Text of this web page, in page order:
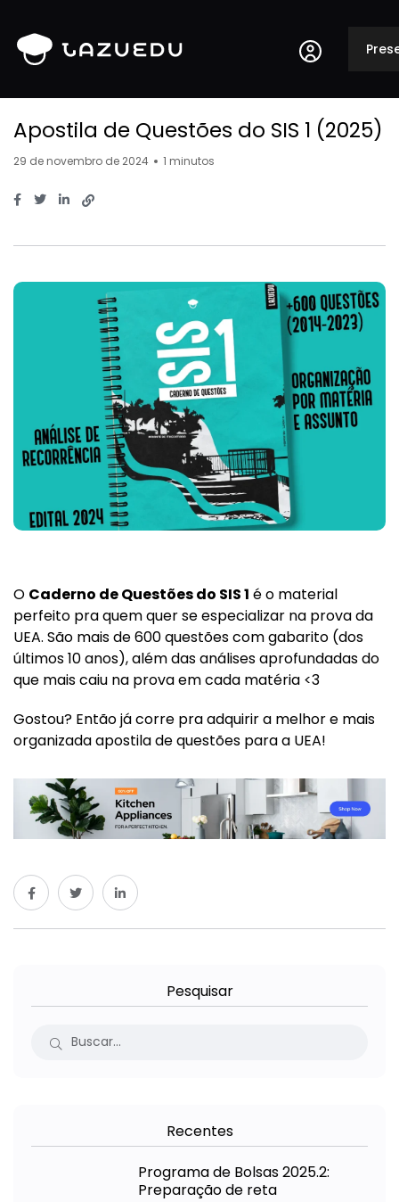
Apostila de Questões do SIS 1 (2025)
29 de novembro de 2024 1 minutos
O Caderno de Questões do SIS 1 é o material
perfeito pra quem quer se especializar na prova da
UEA. São mais de 600 questões com gabarito (dos
últimos 10 anos), além das análises aprofundadas do
que mais caiu na prova em cada matéria <3
Gostou? Então já corre pra adquirir a melhor e mais
organizada apostila de questões para a UEA!
Pesquisar
Recentes
Programa de Bolsas 2025.2:
Preparação de reta